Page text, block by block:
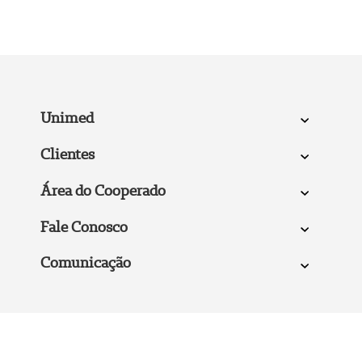
Unimed
Clientes
Área do Cooperado
Fale Conosco
Comunicação